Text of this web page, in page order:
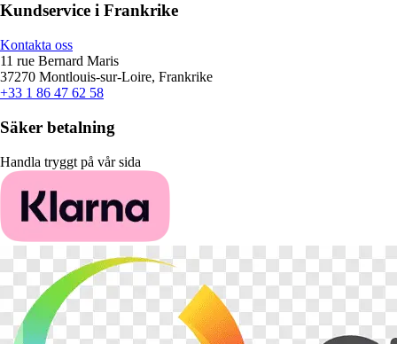
Kundservice i Frankrike
Kontakta oss
11 rue Bernard Maris
37270 Montlouis-sur-Loire, Frankrike
+33 1 86 47 62 58
Säker betalning
Handla tryggt på vår sida